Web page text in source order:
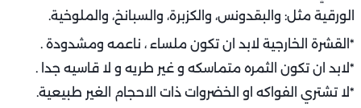
الورقية مثل: والبقدونس، والكزبرة، والسبانخ، والملوخية.
*القشرة الخارجية لابد ان تكون ملساء ، ناعمه ومشدودة .
*لابد ان تكون الثمره متماسكه و غير طريه و لا قاسيه جدا .
*لا تشتري الفواكه او الخضروات ذات الاحجام الغير طبيعية.